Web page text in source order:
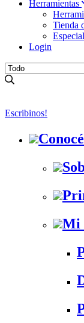
Herramientas
Tienda
Login
Escribinos!
Mi